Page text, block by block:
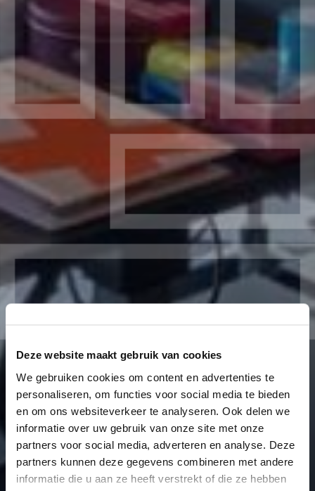
Deze website maakt gebruik van cookies
We gebruiken cookies om content en advertenties te
personaliseren, om functies voor social media te bieden
en om ons websiteverkeer te analyseren. Ook delen we
informatie over uw gebruik van onze site met onze
partners voor social media, adverteren en analyse. Deze
partners kunnen deze gegevens combineren met andere
informatie die u aan ze heeft verstrekt of die ze hebben